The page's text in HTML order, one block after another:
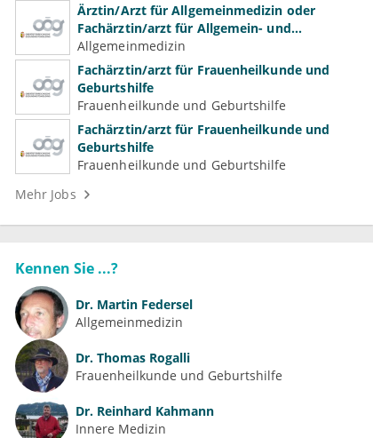
Ärztin/Arzt für Allgemeinmedizin oder
Fachärztin/arzt für Allgemein- und
Familienmedizin für Psychiatrie und
Psychotherapeutische Medizin
Allgemeinmedizin
Fachärztin/arzt für Frauenheilkunde und
Geburtshilfe
Frauenheilkunde und Geburtshilfe
Fachärztin/arzt für Frauenheilkunde und
Geburtshilfe
Frauenheilkunde und Geburtshilfe
Mehr Jobs
Kennen Sie ...?
Dr. Martin Federsel
Allgemeinmedizin
Dr. Thomas Rogalli
Frauenheilkunde und Geburtshilfe
Dr. Reinhard Kahmann
Innere Medizin